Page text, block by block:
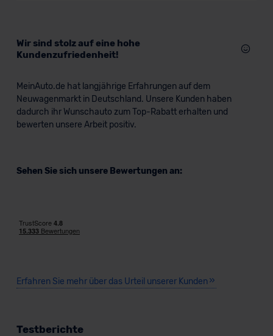
Wir sind stolz auf eine hohe
Kundenzufriedenheit!
MeinAuto.de hat langjährige Erfahrungen auf dem
Neuwagenmarkt in Deutschland. Unsere Kunden haben
dadurch ihr Wunschauto zum Top-Rabatt erhalten und
bewerten unsere Arbeit positiv.
Sehen Sie sich unsere Bewertungen an:
Erfahren Sie mehr über das Urteil unserer Kunden
Testberichte